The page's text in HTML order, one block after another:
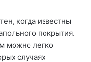
когда известны
покрытия.
можно легко
случаях